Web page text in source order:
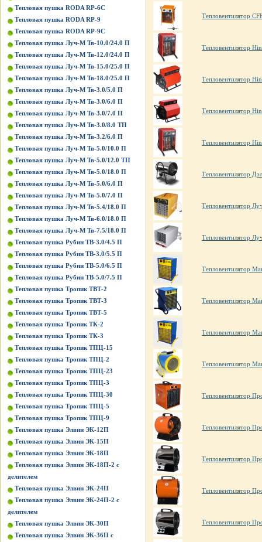
Тепловая пушка RODA RP-6C
Тепловая пушка RODA RP-9
Тепловая пушка RODA RP-9C
Тепловая пушка Луч-М Тв-10.0/24.0 П
Тепловая пушка Луч-М Тв-12.0/24.0 П
Тепловая пушка Луч-М Тв-15.0/25.0 П
Тепловая пушка Луч-М Тв-18.0/25.0 П
Тепловая пушка Луч-М Тв-3.0/5.0 П
Тепловая пушка Луч-М Тв-3.0/6.0 П
Тепловая пушка Луч-М Тв-3.0/7.0 П
Тепловая пушка Луч-М Тв-3.0/8.0 ТП
Тепловая пушка Луч-М Тв-3.2/6.0 П
Тепловая пушка Луч-М Тв-5.0/10.0 П
Тепловая пушка Луч-М Тв-5.0/12.0 ТП
Тепловая пушка Луч-М Тв-5.0/18.0 П
Тепловая пушка Луч-М Тв-5.0/6.0 П
Тепловая пушка Луч-М Тв-5.0/7.0 П
Тепловая пушка Луч-М Тв-5.4/18.0 П
Тепловая пушка Луч-М Тв-6.0/18.0 П
Тепловая пушка Луч-М Тв-7.5/18.0 П
Тепловая пушка Рубин ТВ-3.0/4.5 П
Тепловая пушка Рубин ТВ-3.0/5.5 П
Тепловая пушка Рубин ТВ-5.0/6.5 П
Тепловая пушка Рубин ТВ-5.0/7.5 П
Тепловая пушка Тропик ТВТ-2
Тепловая пушка Тропик ТВТ-3
Тепловая пушка Тропик ТВТ-5
Тепловая пушка Тропик ТК-2
Тепловая пушка Тропик ТК-3
Тепловая пушка Тропик ТПЦ-15
Тепловая пушка Тропик ТПЦ-2
Тепловая пушка Тропик ТПЦ-23
Тепловая пушка Тропик ТПЦ-3
Тепловая пушка Тропик ТПЦ-30
Тепловая пушка Тропик ТПЦ-5
Тепловая пушка Тропик ТПЦ-9
Тепловая пушка Элвин ЭК-12П
Тепловая пушка Элвин ЭК-15П
Тепловая пушка Элвин ЭК-18П
Тепловая пушка Элвин ЭК-18П-2 с
делителем
Тепловая пушка Элвин ЭК-24П
Тепловая пушка Элвин ЭК-24П-2 с
делителем
Тепловая пушка Элвин ЭК-30П
Тепловая пушка Элвин ЭК-36П с
Тепловентилятор
Тепловентилятор
Тепловентилятор
Тепловентилятор
Тепловентилятор
Тепловентилятор
Тепловентилятор
Тепловентилятор
Тепловентилятор
Тепловентилятор
Тепловентилятор
Тепловентилятор
Тепловентилятор
Тепловентилятор
Тепловентилятор
Тепловентилятор
Тепловентилятор